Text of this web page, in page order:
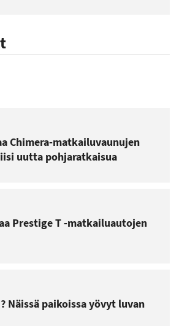
Chimera-matkailuvaunujen
uutta pohjaratkaisua
Prestige T -matkailuautojen
Näissä paikoissa yövyt luvan